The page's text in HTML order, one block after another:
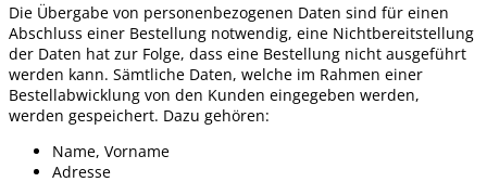
Die Übergabe von personenbezogenen Daten sind für einen
Abschluss einer Bestellung notwendig, eine Nichtbereitstellung
der Daten hat zur Folge, dass eine Bestellung nicht ausgeführt
werden kann. Sämtliche Daten, welche im Rahmen einer
Bestellabwicklung von den Kunden eingegeben werden,
werden gespeichert. Dazu gehören:
Name, Vorname
Adresse